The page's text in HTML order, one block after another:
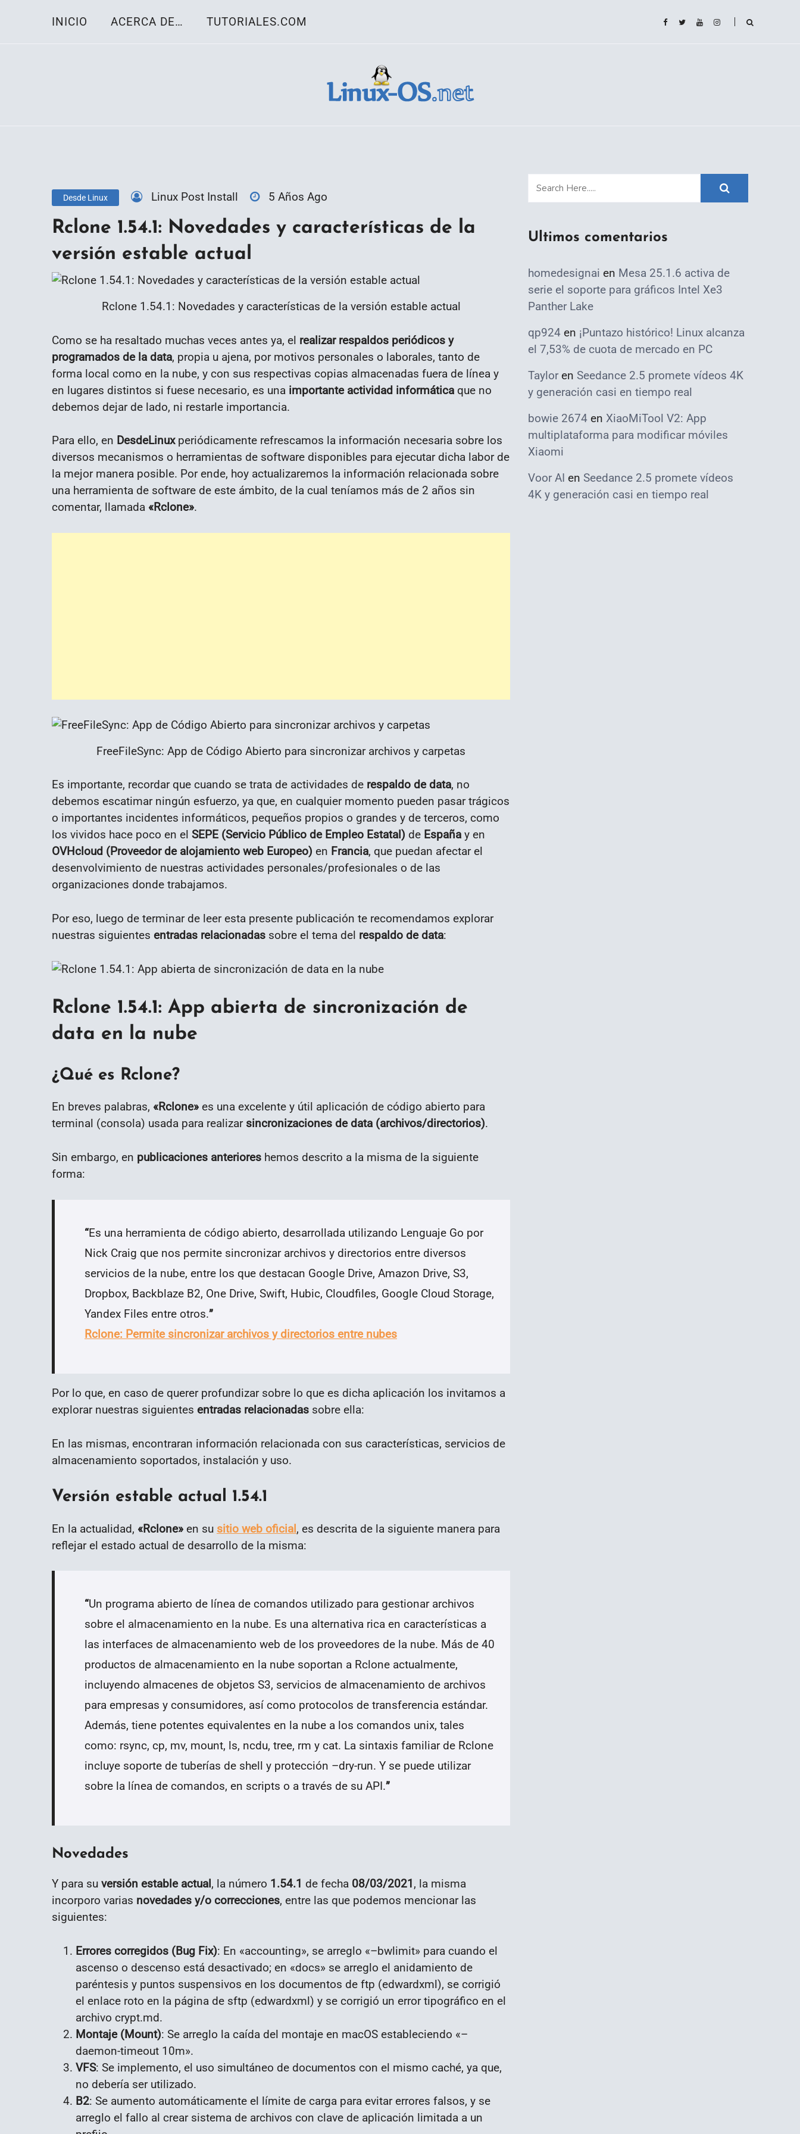
INICIO ACERCA DE… TUTORIALES.COM
Desde Linux Linux Post Install 5 Años Ago
Rclone 1.54.1: Novedades y características de la
versión estable actual
Rclone 1.54.1: Novedades y características de la versión estable actual
Como se ha resaltado muchas veces antes ya, el realizar respaldos periódicos y
programados de la data, propia u ajena, por motivos personales o laborales, tanto de
forma local como en la nube, y con sus respectivas copias almacenadas fuera de línea y
en lugares distintos si fuese necesario, es una importante actividad informática que no
debemos dejar de lado, ni restarle importancia.
Para ello, en DesdeLinuxperiódicamente refrescamos la información necesaria sobre los
diversos mecanismos o herramientas de software disponibles para ejecutar dicha labor de
la mejor manera posible. Por ende, hoy actualizaremos la información relacionada sobre
una herramienta de software de este ámbito, de la cual teníamos más de 2 años sin
comentar, llamada «Rclone».
FreeFileSync: App de Código Abierto para sincronizar archivos y carpetas
Es importante, recordar que cuando se trata de actividades de respaldo de data, no
debemos escatimar ningún esfuerzo, ya que, en cualquier momento pueden pasar trágicos
o importantes incidentes informáticos, pequeños propios o grandes y de terceros, como
los vividos hace poco en el SEPE (Servicio Público de Empleo Estatal) de España y en
OVHcloud (Proveedor de alojamiento web Europeo) en Francia, que puedan afectar el
desenvolvimiento de nuestras actividades personales/profesionales o de las
organizaciones donde trabajamos.
Por eso, luego de terminar de leer esta presente publicación te recomendamos explorar
nuestras siguientes entradas relacionadas sobre el tema del respaldo de data:
Rclone 1.54.1: App abierta de sincronización de
data en la nube
¿Qué es Rclone?
En breves palabras, «Rclone» es una excelente y útil aplicación de código abierto para
terminal (consola) usada para realizarsincronizaciones de data (archivos/directorios).
Sin embargo, en publicaciones anteriores hemos descrito a la misma de la siguiente
forma:
“Es una herramienta de código abierto, desarrollada utilizando Lenguaje Go por
Nick Craig que nos permite sincronizar archivos y directorios entre diversos
servicios de la nube, entre los que destacan Google Drive, Amazon Drive, S3,
Dropbox, Backblaze B2, One Drive, Swift, Hubic, Cloudfiles, Google Cloud Storage,
Yandex Files entre otros.”
Rclone: Permite sincronizar archivos y directorios entre nubes
Por lo que, en caso de querer profundizar sobre lo que es dicha aplicación los invitamos a
explorar nuestras siguientes entradas relacionadas sobre ella:
En las mismas, encontraran información relacionada con sus características, servicios de
almacenamiento soportados, instalación y uso.
Versión estable actual 1.54.1
En la actualidad, «Rclone» en su sitio web oficial, es descrita de la siguiente manera para
reflejar el estado actual de desarrollo de la misma:
“Un programa abierto de línea de comandos utilizado para gestionar archivos
sobre el almacenamiento en la nube. Es una alternativa rica en características a
las interfaces de almacenamiento web de los proveedores de la nube. Más de 40
productos de almacenamiento en la nube soportan a Rclone actualmente,
incluyendo almacenes de objetos S3, servicios de almacenamiento de archivos
para empresas y consumidores, así como protocolos de transferencia estándar.
Además, tiene potentes equivalentes en la nube a los comandos unix, tales
como: rsync, cp, mv, mount, ls, ncdu, tree, rm y cat. La sintaxis familiar de Rclone
incluye soporte de tuberías de shell y protección –dry-run. Y se puede utilizar
sobre la línea de comandos, en scripts o a través de su API.”
Novedades
Y para su versión estable actual, la número 1.54.1 de fecha 08/03/2021, la misma
incorporo varias novedades y/o correcciones, entre las que podemos mencionar las
siguientes:
Errores corregidos (Bug Fix): En «accounting», se arreglo «–bwlimit» para cuando el
ascenso o descenso está desactivado; en «docs» se arreglo el anidamiento de
paréntesis y puntos suspensivos en los documentos de ftp (edwardxml), se corrigió
el enlace roto en la página de sftp (edwardxml) y se corrigió un error tipográfico en el
archivo crypt.md.
Montaje (Mount): Se arreglo la caída del montaje en macOS estableciendo «–
daemon-timeout 10m».
VFS: Se implemento, el uso simultáneo de documentos con el mismo caché, ya que,
no debería ser utilizado.
B2: Se aumento automáticamente el límite de carga para evitar errores falsos, y se
arreglo el fallo al crear sistema de archivos con clave de aplicación limitada a un
Ultimos comentarios
homedesignai en Mesa 25.1.6 activa de
serie el soporte para gráficos Intel Xe3
Panther Lake
qp924 en ¡Puntazo histórico! Linux alcanza
el 7,53% de cuota de mercado en PC
Taylor en Seedance 2.5 promete vídeos 4K
y generación casi en tiempo real
bowie 2674 en XiaoMiTool V2: App
multiplataforma para modificar móviles
Xiaomi
Voor AI en Seedance 2.5 promete vídeos
4K y generación casi en tiempo real